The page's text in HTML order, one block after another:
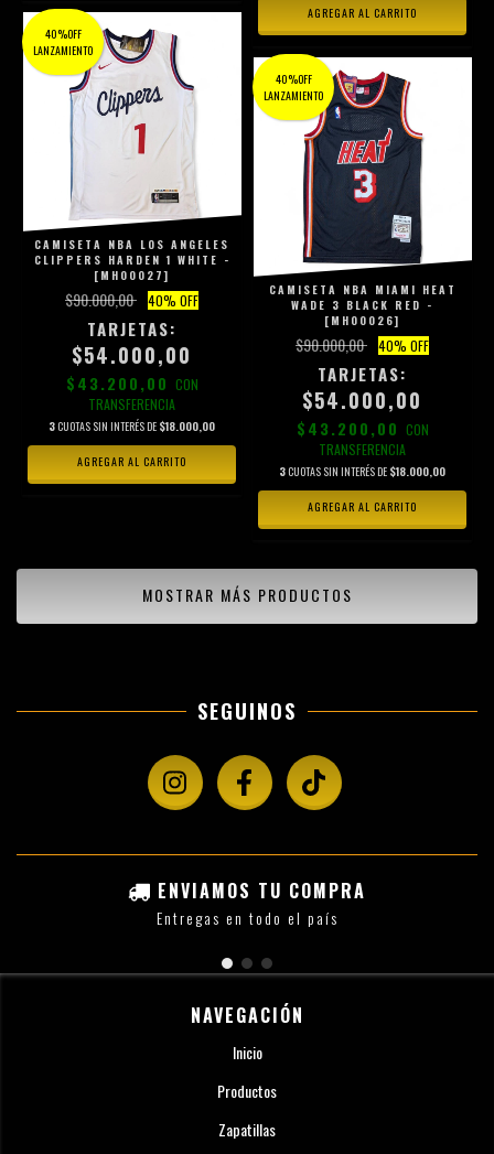
AGREGAR AL CARRITO
40%OFF
LANZAMIENTO
CAMISETA NBA LOS ANGELES
CLIPPERS HARDEN 1 WHITE -
[MH00027]
$90.000,00 40% OFF
$54.000,00
$43.200,00 CON
TRANSFERENCIA
3CUOTAS SIN INTERÉS DE $18.000,00
AGREGAR AL CARRITO
40%OFF
LANZAMIENTO
CAMISETA NBA MIAMI HEAT
WADE 3 BLACK RED -
[MH00026]
$90.000,00 40% OFF
$54.000,00
$43.200,00 CON
TRANSFERENCIA
3CUOTAS SIN INTERÉS DE $18.000,00
AGREGAR AL CARRITO
MOSTRAR MÁS PRODUCTOS
SEGUINOS
ENVIAMOS TU COMPRA
Entregas en todo el país
NAVEGACIÓN
Inicio
Productos
Zapatillas